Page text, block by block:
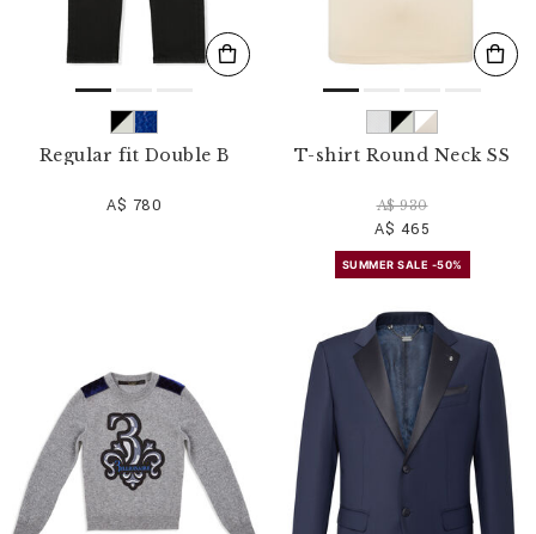
Regular fit Double B
A$ 780
T-shirt Round Neck SS
A$ 930
A$ 465
SUMMER SALE -50%